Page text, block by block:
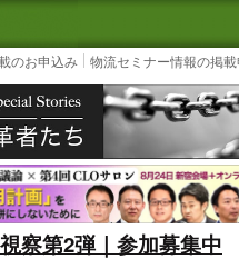
物流ニュースサイト
3PL, SCMなど国
のお申込み 物流セミナー情報の掲
察第2弾｜参加募集中